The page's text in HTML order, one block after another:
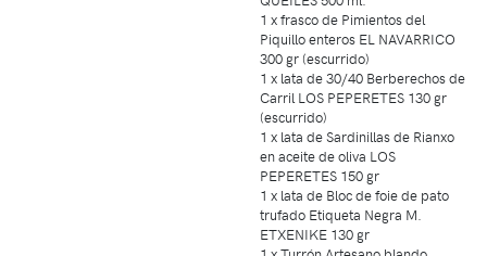
1 x frasco de Pimientos del
Piquillo enteros EL NAVARRICO
300 gr (escurrido)
1 x lata de 30/40 Berberechos de
Carril LOS PEPERETES 130 gr
(escurrido)
1 x lata de Sardinillas de Rianxo
en aceite de oliva LOS
PEPERETES 150 gr
1 x lata de Bloc de foie de pato
trufado Etiqueta Negra M.
ETXENIKE 130 gr